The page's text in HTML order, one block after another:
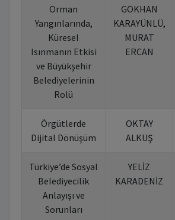
Orman
Yangınlarında,
Küresel
Isınmanın Etkisi
ve Büyükşehir
Belediyelerinin
Rolü
GÖKHAN
KARAYÜNLÜ,
MURAT
ERCAN
Örgütlerde
Dijital Dönüşüm
OKTAY
ALKUŞ
Türkiye’de Sosyal
Belediyecilik
Anlayışı ve
Sorunları
YELİZ
KARADENİZ